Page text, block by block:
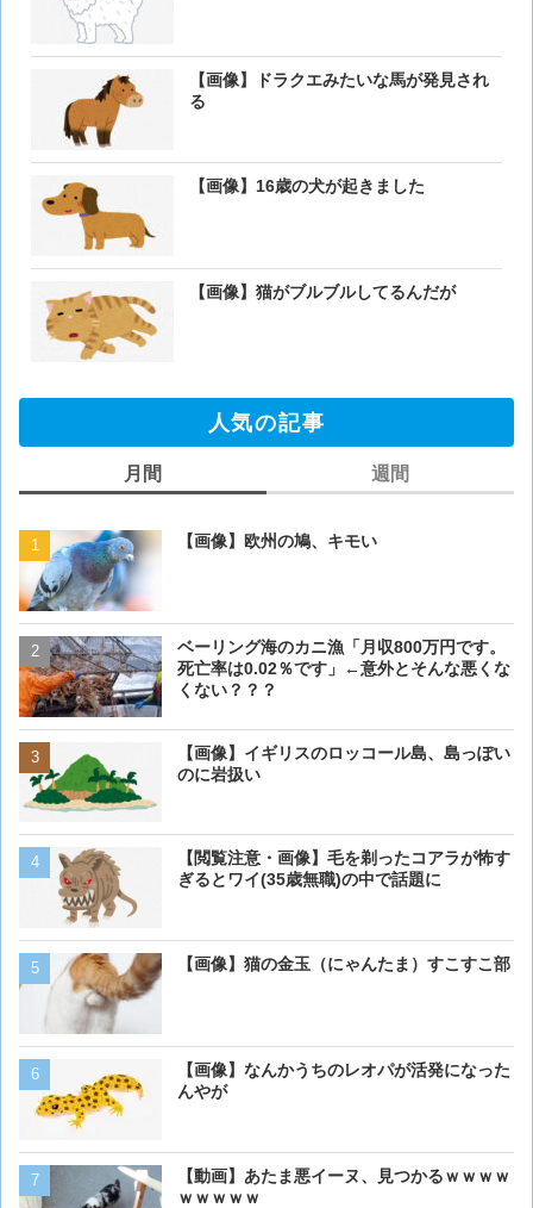
【画像】ドラクエみたいな馬が発見され
る
【画像】16歳の犬が起きました
【画像】猫がブルブルしてるんだが
人気の記事
月間
【画像】欧州の鳩、キモい
ベーリング海のカニ漁「月収800万円です。
死亡率は0.02％です」←意外とそんな悪くな
くない？？？
【画像】イギリスのロッコール島、島っぽい
のに岩扱い
【閲覧注意・画像】毛を剃ったコアラが怖す
ぎるとワイ(35歳無職)の中で話題に
【画像】猫の金玉（にゃんたま）すこすこ部
【画像】なんかうちのレオパが活発になった
んやが
【動画】あたま悪イーヌ、見つかるｗｗｗｗ
ｗｗｗｗｗ
週間
【画像】欧州の鳩、キモい
【閲覧注意・画像】毛を剃
ぎるとワイ(35歳無職)の中
【画像】イギリスのロッコ
【画像】猫が抱きついてく
【画像】 アメリカのケー
【画像】ボクの横に来る実
ベーリング海のカニ漁「月